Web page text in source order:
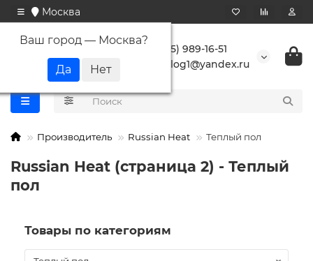
Москва
Ваш город — Москва?
+7 (495) 989-16-51
buranlog1@yandex.ru
Производитель Russian Heat Теплый пол
Russian Heat (страница 2) - Теплый
пол
Товары по категориям